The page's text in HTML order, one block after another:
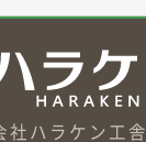
社ハラケン工舎